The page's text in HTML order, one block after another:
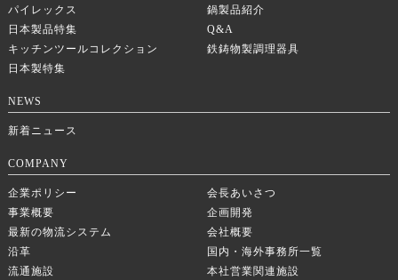
パイレックス
鍋製品紹介
日本製品特集
Q&A
キッチンツールコレクション
鉄鋳物製調理器具
日本製特集
NEWS
新着ニュース
COMPANY
企業ポリシー
会長あいさつ
事業概要
企画開発
最新の物流システム
会社概要
沿革
国内・海外事務所一覧
流通施設
本社営業関連施設